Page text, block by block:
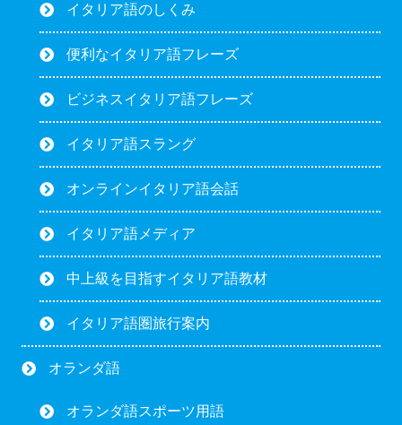
イタリア語のしくみ
便利なイタリア語フレーズ
ビジネスイタリア語フレーズ
イタリア語スラング
オンラインイタリア語会話
イタリア語メディア
中上級を目指すイタリア語教材
イタリア語圏旅行案内
オランダ語
オランダ語スポーツ用語